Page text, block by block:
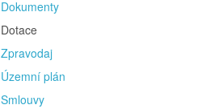
Dokumenty
Dotace
Zpravodaj
Územní plán
Smlouvy